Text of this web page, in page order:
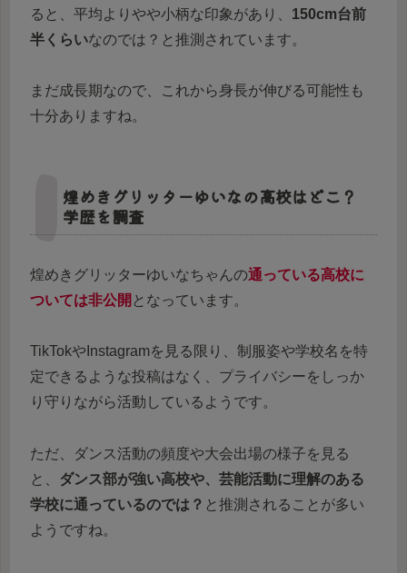
ると、平均よりやや小柄な印象があり、 150cm台前
半くらいなのでは？と推測されています。
まだ成長期なので、これから身長が伸びる可能性も
十分ありますね。
煌めきグリッターゆいなの高校はどこ？
学歴を調査
煌めきグリッターゆいなちゃんの通っている高校に
ついては非公開 となっています。
TikTokやInstagramを見る限り、制服姿や学校名を特
定できるような投稿はなく、プライバシーをしっか
り守りながら活動しているようです。
ただ、ダンス活動の頻度や大会出場の様子を見る
と、
ダンス部が強い高校や、芸能活動に理解のある
学校に通っているのでは？ と推測されることが多い
ようですね。